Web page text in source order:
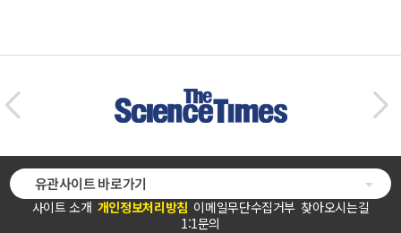
사이트 소개 개인정보처리방침 이메일무단수집거부 찾아오시는길
1:1문의
유관사이트 바로가기